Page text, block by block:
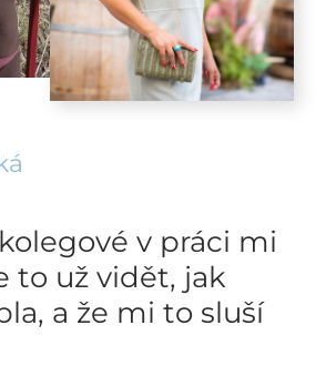
v práci mi
to už vidět, jak
a že mi to sluší